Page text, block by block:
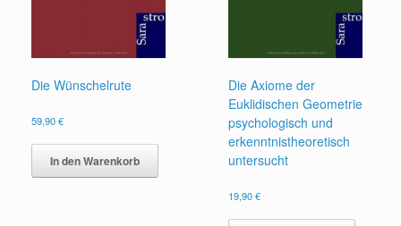
Die Wünschelrute
59,90€
In den Warenkorb
Die Axiome der
Euklidischen Geometrie
psychologisch und
erkenntnistheoretisch
untersucht
19,90€